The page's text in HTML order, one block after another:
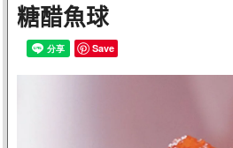
糖醋魚球
Save